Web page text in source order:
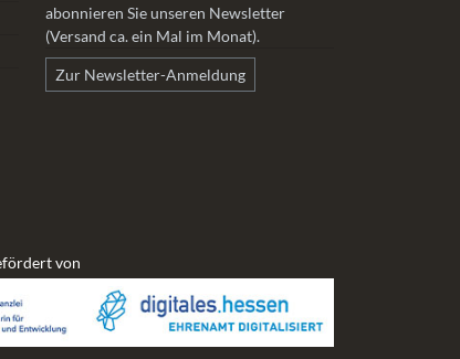
abonnieren Sie unseren Newsletter
(Versand ca. ein Mal im Monat).
Zur Newsletter-Anmeldung
von